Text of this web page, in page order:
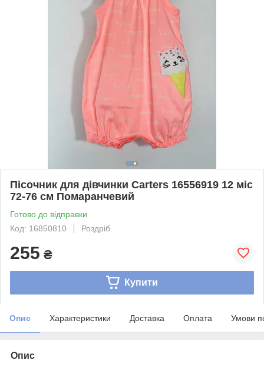
Пісочник для дівчинки Carters 16556919 12 міс
72-76 см Помаранчевий
Готово до відправки
Код: 16850810
Роздріб
255 ₴
Купити
Опис Характеристики Доставка Оплата Умови
Опис